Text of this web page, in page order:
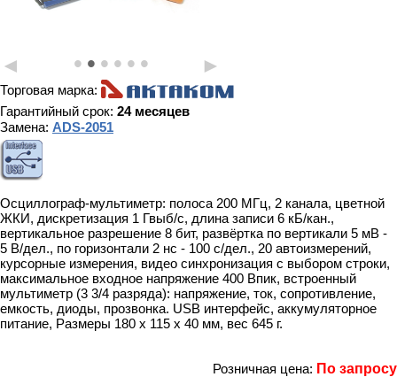
• • • • • •
◄ ►
Торговая марка:
Гарантийный срок: 24 месяцев
Замена: ADS-2051
Осциллограф-мультиметр: полоса 200 МГц, 2 канала, цветной
ЖКИ, дискретизация 1 Гвыб/с, длина записи 6 кБ/кан.,
вертикальное разрешение 8 бит, развёртка по вертикали 5 мВ -
5 В/дел., по горизонтали 2 нс - 100 с/дел., 20 автоизмерений,
курсорные измерения, видео синхронизация с выбором строки,
максимальное входное напряжение 400 Впик, встроенный
мультиметр (3 3/4 разряда): напряжение, ток, сопротивление,
емкость, диоды, прозвонка. USB интерфейс, аккумуляторное
питание, Размеры 180 х 115 х 40 мм, вес 645 г.
Розничная цена: По запросу